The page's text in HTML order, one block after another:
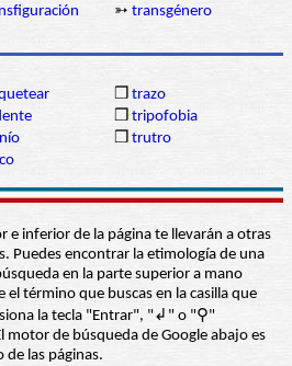
➳ transgénero
❒ trazo
❒ tripofobia
❒ trutro
e inferior de la página te llevarán a otras
Puedes encontrar la etimología de una
en la parte superior a mano
el término que buscas en la casilla que
la tecla "Entrar", "↲" o "⚲"
motor de búsqueda de Google abajo es
las páginas.